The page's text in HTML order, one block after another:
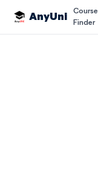
AnyUni
Course
Finder